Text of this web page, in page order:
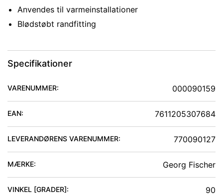
Anvendes til varmeinstallationer
Blødstøbt randfitting
Specifikationer
VARENUMMER: 000090159
EAN: 7611205307684
LEVERANDØRENS VARENUMMER: 770090127
MÆRKE: Georg Fischer
VINKEL [GRADER]: 90